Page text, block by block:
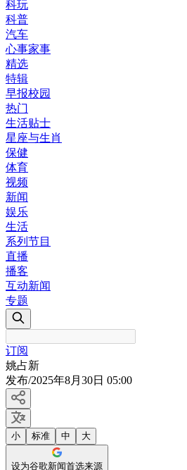
科玩
科普
汽车
心事家事
精选
特辑
早报校园
热门
生活贴士
星座与生肖
保健
体育
视频
新闻
娱乐
生活
系列节目
直播
播客
互动新闻
专题
订阅
姚占新
发布/2025年8月30日 05:00
小 标准 中 大
设为谷歌新闻首选来源